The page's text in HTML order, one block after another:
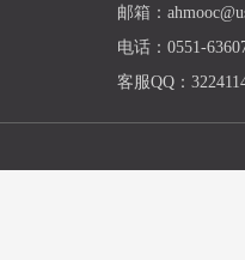
邮箱：
电话：0551-
客服QQ：